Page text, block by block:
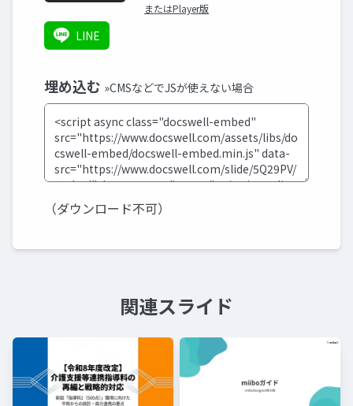
またはPlayer版
LINE
埋め込む »CMSなどでJSが使えない場合
（ダウンロード不可）
関連スライド